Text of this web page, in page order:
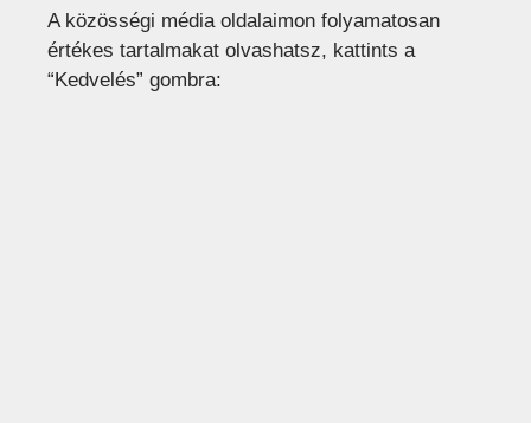
A közösségi média oldalaimon folyamatosan
értékes tartalmakat olvashatsz, kattints a
“Kedvelés” gombra: